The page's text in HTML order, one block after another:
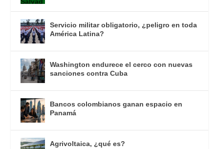
Servicio militar obligatorio, ¿peligro en toda
América Latina?
Washington endurece el cerco con nuevas
sanciones contra Cuba
Bancos colombianos ganan espacio en
Panamá
Agrivoltaica, ¿qué es?